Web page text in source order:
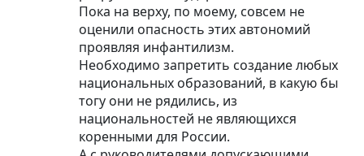
Пока на верху, по моему, совсем не
оценили опасность этих автономий
проявляя инфантилизм.
Необходимо запретить создание любых
национальных образований, в какую бы
тогу они не рядились, из
национальностей не являющихся
коренными для России.